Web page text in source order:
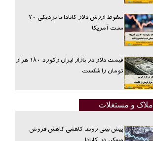
سقوط ارزش دلار کانادا تا نزدیکی ۷۰
سنت آمریکا
قیمت دلار در بازار ایران رکورد ۱۸۰ هزار
تومان را شکست
املاک و مستغلات
پیش بینی روند کاهشی کاهش فروش